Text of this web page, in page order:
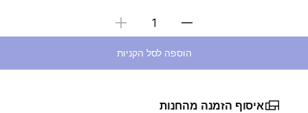
בחירת כמות
הוספה לסל הקניות
איסוף הזמנה מהחנות